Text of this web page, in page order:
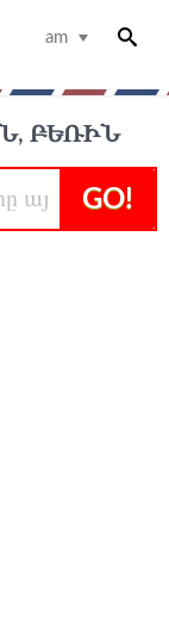
am
ԲԵՌԻՆ
GO!